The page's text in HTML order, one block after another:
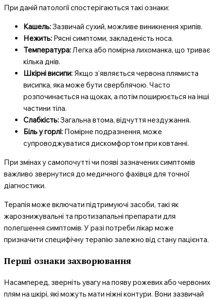
При даній патології спостерігаються такі ознаки:
Кашель:Зазвичай сухий, можливе виникнення хрипів.
Нежить: Рясні симптоми, закладеність носа.
Температура:Легка або помірна лихоманка, що триває
кілька днів.
Шкірні висипи: Якщо з’являється червона плямиста
висипка, яка може бути сверблячою. Часто
розпочинається на щоках, а потім поширюється на інші
частини тіла.
Слабкість:Загальна втома, відчуття нездужання.
Біль у горлі: Помірне подразнення, може
супроводжуватися дискомфортом при ковтанні.
При змінах у самопочутті чи появі зазначених симптомів
важливо звернутися до медичного фахівця для точної
діагностики.
Терапія може включати підтримуючі засоби, такі як
жарознижувальні та протизапальні препарати для
полегшення симптомів. У разі потреби лікар може
призначити специфічну терапію залежно від стану пацієнта.
Перші ознаки захворювання
Насамперед, зверніть увагу на появу рожевих або червоних
плям на шкірі, які можуть мати ніжні контури. Вони зазвичай